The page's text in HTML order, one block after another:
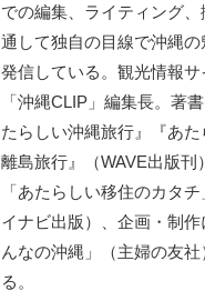
での編集、ライティング、
通して独自の目線で沖縄の
発信している。観光情報サ
「沖縄CLIP」編集長。著
たらしい沖縄旅行』『あた
離島旅行』（WAVE出版刊
「あたらしい移住のカタ
イナビ出版）、企画・制作
んなの沖縄」（主婦の友社
る。